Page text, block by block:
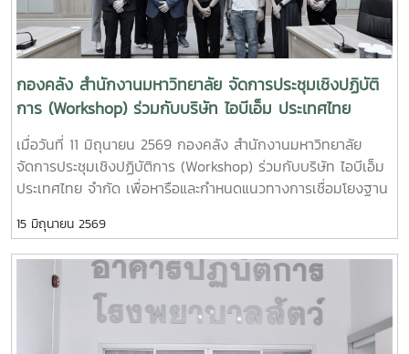
ประสิทธิภาพการอบรมภาคเช้าได้รับเกียรติจาก ผู้ช่วยศาสตราจาร
ย์อัชญา ไพคำนาม เป็นวิทยากรบรรยายในหัวข้อ “การคำนวณ
ต้นทุนผลผลิตของมหาวิทยาลัย” โดยถ่ายทอดองค์ความรู้เกี่ยวกับ
หลักการคำนวณต้นทุนผลผลิต การวิเคราะห์ข้อมูลต้นทุน และ
แนวทางการนำข้อมูลต้นทุนไปใช้สนับสนุนการบริหารจัดการ
สูงสุดส่วนการอบรมภาคบ่ายได้รับเกียรติจาก ผู้ช่วยศาสตราจารย์
ดร.กชพร ศิริโภคากิจ เป็นวิทยากรบรรยายในหัวข้อ “การจัดทำ
รายงานทางการเงิน” เพื่อสร้างความรู้ความเข้าใจเกี่ยวกับหลัก
เกณฑ์ มาตรฐาน และแนวทางการจัดทำรายงานทางการเงินของ
หน่วยงาน รวมถึงการจัดเตรียมข้อมูลและเอกสารประกอบที่
เกี่ยวข้อง เพื่อให้สามารถจัดทำรายงานทางการเงินได้อย่างถูก
ต้อง ครบถ้วน และเป็นไปตามข้อกำหนดของมหาวิทยาลัยการจัด
โครงการในครั้งนี้มีวัตถุประสงค์เพื่อเสริมสร้างความรู้ ความเข้าใจ
และพัฒนาศักยภาพบุคลากรด้านการเงินและงบประมาณของ
มหาวิทยาลัย ให้สามารถจัดทำรายงานทางการเงินของหน่วยงาน
กองคลัง สำนักงานมหาวิทยาลัย จัดการประชุมเชิงปฏิบัติ
การ (Workshop) ร่วมกับบริษัท ไอบีเอ็ม ประเทศไทย
จำกัด
เมื่อวันที่ 11 มิถุนายน 2569 กองคลัง สำนักงานมหาวิทยาลัย
จัดการประชุมเชิงปฏิบัติการ (Workshop) ร่วมกับบริษัท ไอบีเอ็ม
ประเทศไทย จำกัด เพื่อหารือและกำหนดแนวทางการเชื่อมโยงฐาน
กำหนดขอบเขตการดำเนินงานในระยะนำร่อง (Pilot) ให้สอดคล้อง
กับความต้องการและบริบทของมหาวิทยาลัย การประชุมดังกล่าว
มุ่งเน้นการพิจารณาขอบเขตการดำเนินงานที่มหาวิทยาลัยประสงค์
จะดำเนินการในระยะนำร่อง โดยมีการร่วมแลกเปลี่ยนข้อมูล ความ
ต้องการใช้งาน และประเด็นทางเทคนิคที่เกี่ยวข้อง เพื่อนำข้อมูลไป
ใช้ประกอบการออกแบบแนวทางการพัฒนาระบบ (Solution
15 มิถุนายน 2569